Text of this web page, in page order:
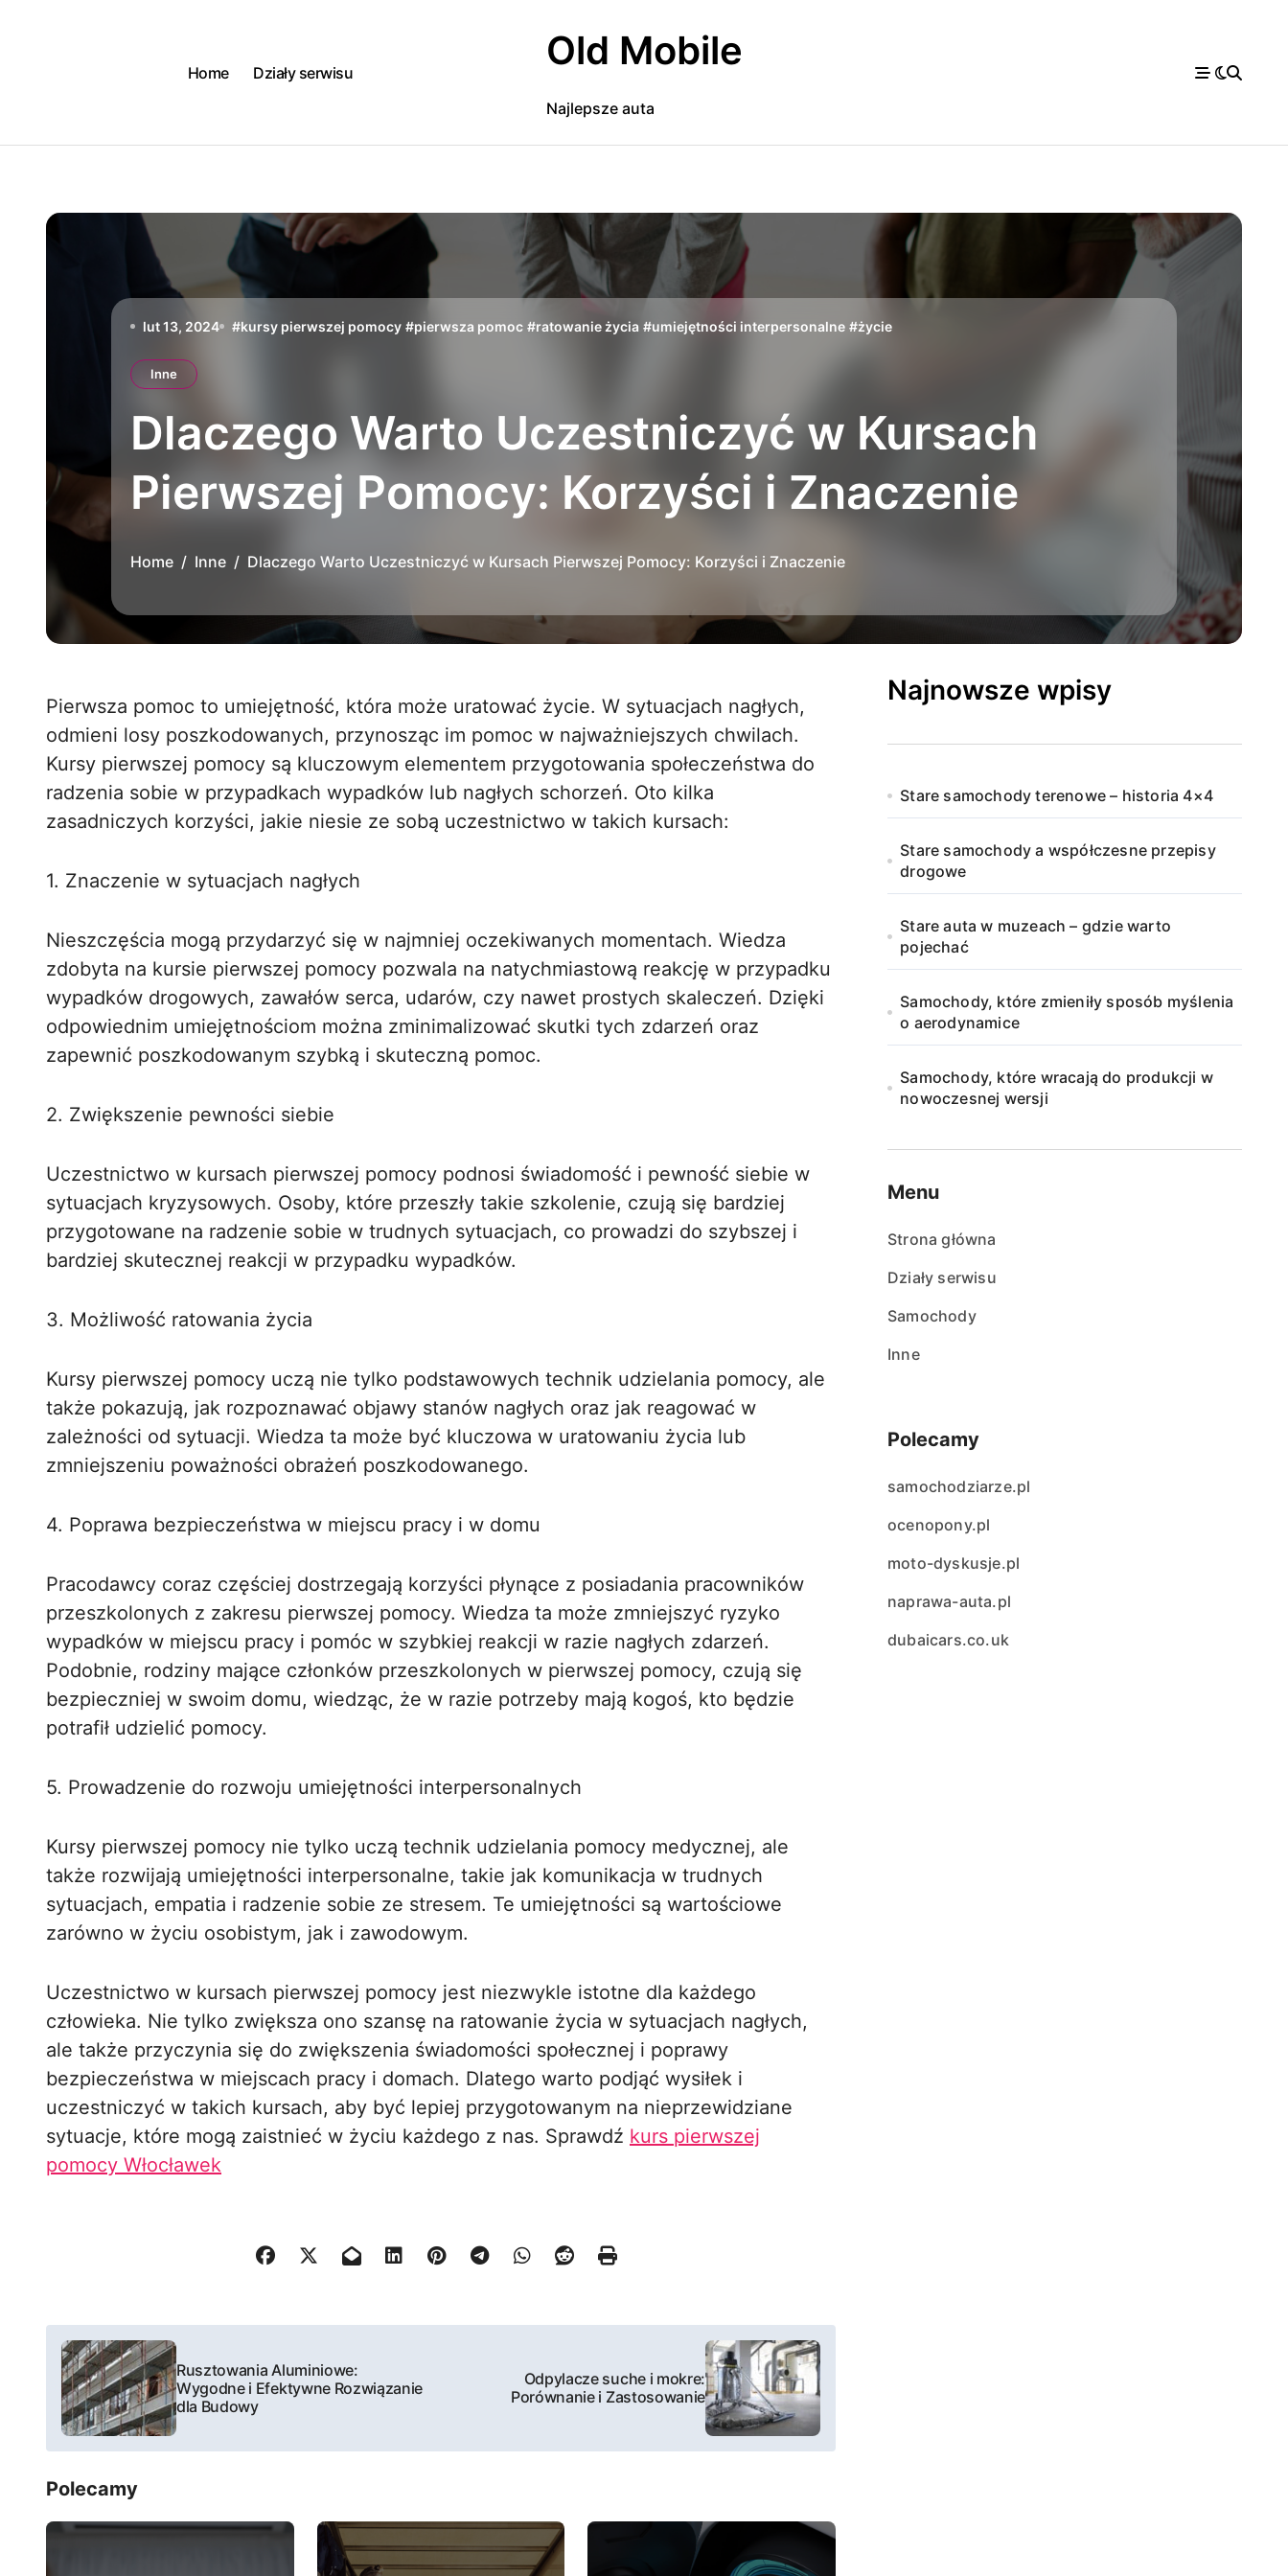
Home
Działy serwisu Old Mobile
Najlepsze auta
lut 13, 2024 #kursy pierwszej pomocy #pierwsza pomoc #ratowanie życia #umiejętności interpersonalne #życie
Inne
Dlaczego Warto Uczestniczyć w Kursach
Pierwszej Pomocy: Korzyści i Znaczenie
Home Inne Dlaczego Warto Uczestniczyć w Kursach Pierwszej Pomocy: Korzyści i Znaczenie
Pierwsza pomoc to umiejętność, która może uratować życie. W sytuacjach nagłych,
odmieni losy poszkodowanych, przynosząc im pomoc w najważniejszych chwilach.
Kursy pierwszej pomocy są kluczowym elementem przygotowania społeczeństwa do
radzenia sobie w przypadkach wypadków lub nagłych schorzeń. Oto kilka
zasadniczych korzyści, jakie niesie ze sobą uczestnictwo w takich kursach:
1. Znaczenie w sytuacjach nagłych
Nieszczęścia mogą przydarzyć się w najmniej oczekiwanych momentach. Wiedza
zdobyta na kursie pierwszej pomocy pozwala na natychmiastową reakcję w przypadku
wypadków drogowych, zawałów serca, udarów, czy nawet prostych skaleczeń. Dzięki
odpowiednim umiejętnościom można zminimalizować skutki tych zdarzeń oraz
zapewnić poszkodowanym szybką i skuteczną pomoc.
2. Zwiększenie pewności siebie
Uczestnictwo w kursach pierwszej pomocy podnosi świadomość i pewność siebie w
sytuacjach kryzysowych. Osoby, które przeszły takie szkolenie, czują się bardziej
przygotowane na radzenie sobie w trudnych sytuacjach, co prowadzi do szybszej i
bardziej skutecznej reakcji w przypadku wypadków.
3. Możliwość ratowania życia
Kursy pierwszej pomocy uczą nie tylko podstawowych technik udzielania pomocy, ale
także pokazują, jak rozpoznawać objawy stanów nagłych oraz jak reagować w
zależności od sytuacji. Wiedza ta może być kluczowa w uratowaniu życia lub
zmniejszeniu poważności obrażeń poszkodowanego.
4. Poprawa bezpieczeństwa w miejscu pracy i w domu
Pracodawcy coraz częściej dostrzegają korzyści płynące z posiadania pracowników
przeszkolonych z zakresu pierwszej pomocy. Wiedza ta może zmniejszyć ryzyko
wypadków w miejscu pracy i pomóc w szybkiej reakcji w razie nagłych zdarzeń.
Podobnie, rodziny mające członków przeszkolonych w pierwszej pomocy, czują się
bezpieczniej w swoim domu, wiedząc, że w razie potrzeby mają kogoś, kto będzie
potrafił udzielić pomocy.
5. Prowadzenie do rozwoju umiejętności interpersonalnych
Kursy pierwszej pomocy nie tylko uczą technik udzielania pomocy medycznej, ale
także rozwijają umiejętności interpersonalne, takie jak komunikacja w trudnych
sytuacjach, empatia i radzenie sobie ze stresem. Te umiejętności są wartościowe
zarówno w życiu osobistym, jak i zawodowym.
Uczestnictwo w kursach pierwszej pomocy jest niezwykle istotne dla każdego
człowieka. Nie tylko zwiększa ono szansę na ratowanie życia w sytuacjach nagłych,
ale także przyczynia się do zwiększenia świadomości społecznej i poprawy
bezpieczeństwa w miejscach pracy i domach. Dlatego warto podjąć wysiłek i
uczestniczyć w takich kursach, aby być lepiej przygotowanym na nieprzewidziane
sytuacje, które mogą zaistnieć w życiu każdego z nas. Sprawdź kurs pierwszej
pomocy Włocławek
N
w
i
g
a
Rusztowania Aluminiowe:
Wygodne i Efektywne Rozwiązanie
dla Budowy
Odpylacze suche i mokre:
Porównanie i Zastosowanie
Polecamy
Najnowsze wpisy
Stare samochody terenowe – historia 4×4
Stare samochody a współczesne przepisy
drogowe
Stare auta w muzeach – gdzie warto
pojechać
Samochody, które zmieniły sposób myślenia
o aerodynamice
Samochody, które wracają do produkcji w
nowoczesnej wersji
Menu
Strona główna
Działy serwisu
Samochody
Inne
Polecamy
samochodziarze.pl
ocenopony.pl
moto-dyskusje.pl
naprawa-auta.pl
dubaicars.co.uk